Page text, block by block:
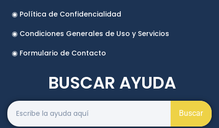
◉ Política de Confidencialidad
◉ Condiciones Generales de Uso y Servicios
◉ Formulario de Contacto
Buscar
BUSCAR AYUDA